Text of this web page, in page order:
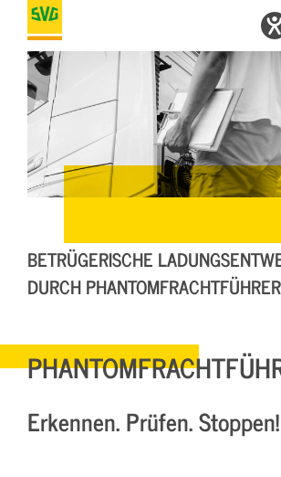
BETRÜGERISCHE
DURCH PHANTOMFRACHTFÜHRER
Erkennen. Prüfen. Stoppen!